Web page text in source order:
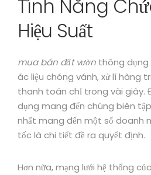
Tính Năng
Hiệu Suất
mua bán đất vườn thông dụng
ác liệu chóng vánh, xử lí hàng
thanh toán chỉ trong vài giây.
dụng mang đến chúng biên
nhất mang đến một số doanh
tốc là chi tiết đề ra quyết định.
Hơn nữa, mạng lưới hệ thống của